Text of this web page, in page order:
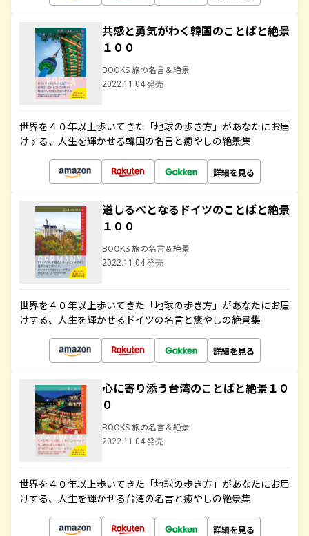
共感と勇気がわく韓国のことばと絶景
１００
BOOKS 旅の名言＆絶景
2022.11.04 発売
世界を４０年以上歩いてきた「地球の歩き方」があなたにお届
けする、人生を輝かせる韓国の名言と癒やしの絶景集
詳細を見る
道しるべとなるドイツのことばと絶景
１００
BOOKS 旅の名言＆絶景
2022.11.04 発売
世界を４０年以上歩いてきた「地球の歩き方」があなたにお届
けする、人生を輝かせるドイツの名言と癒やしの絶景集
詳細を見る
心に寄り添う台湾のことばと絶景１０
０
BOOKS 旅の名言＆絶景
2022.11.04 発売
世界を４０年以上歩いてきた「地球の歩き方」があなたにお届
けする、人生を輝かせる台湾の名言と癒やしの絶景集
詳細を見る